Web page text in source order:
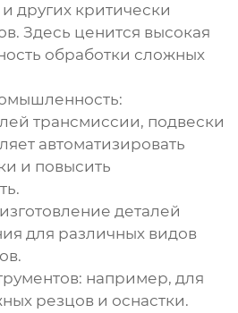
других критически
Здесь ценится высокая
обработки сложных
трансмиссии, подвески
автоматизировать
и повысить
деталей
для различных видов
например, для
резцов и оснастки.